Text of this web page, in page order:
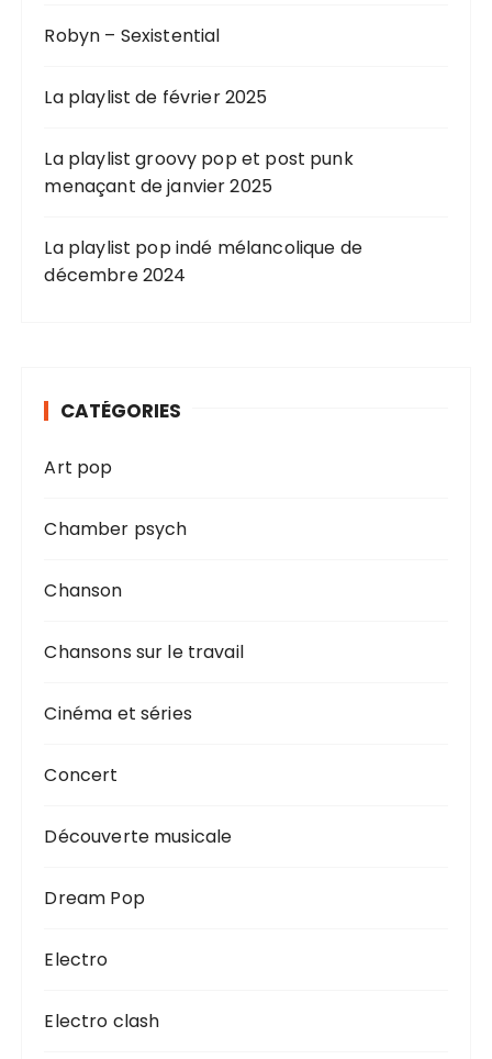
Robyn – Sexistential
La playlist de février 2025
La playlist groovy pop et post punk
menaçant de janvier 2025
La playlist pop indé mélancolique de
décembre 2024
CATÉGORIES
Art pop
Chamber psych
Chanson
Chansons sur le travail
Cinéma et séries
Concert
Découverte musicale
Dream Pop
Electro
Electro clash